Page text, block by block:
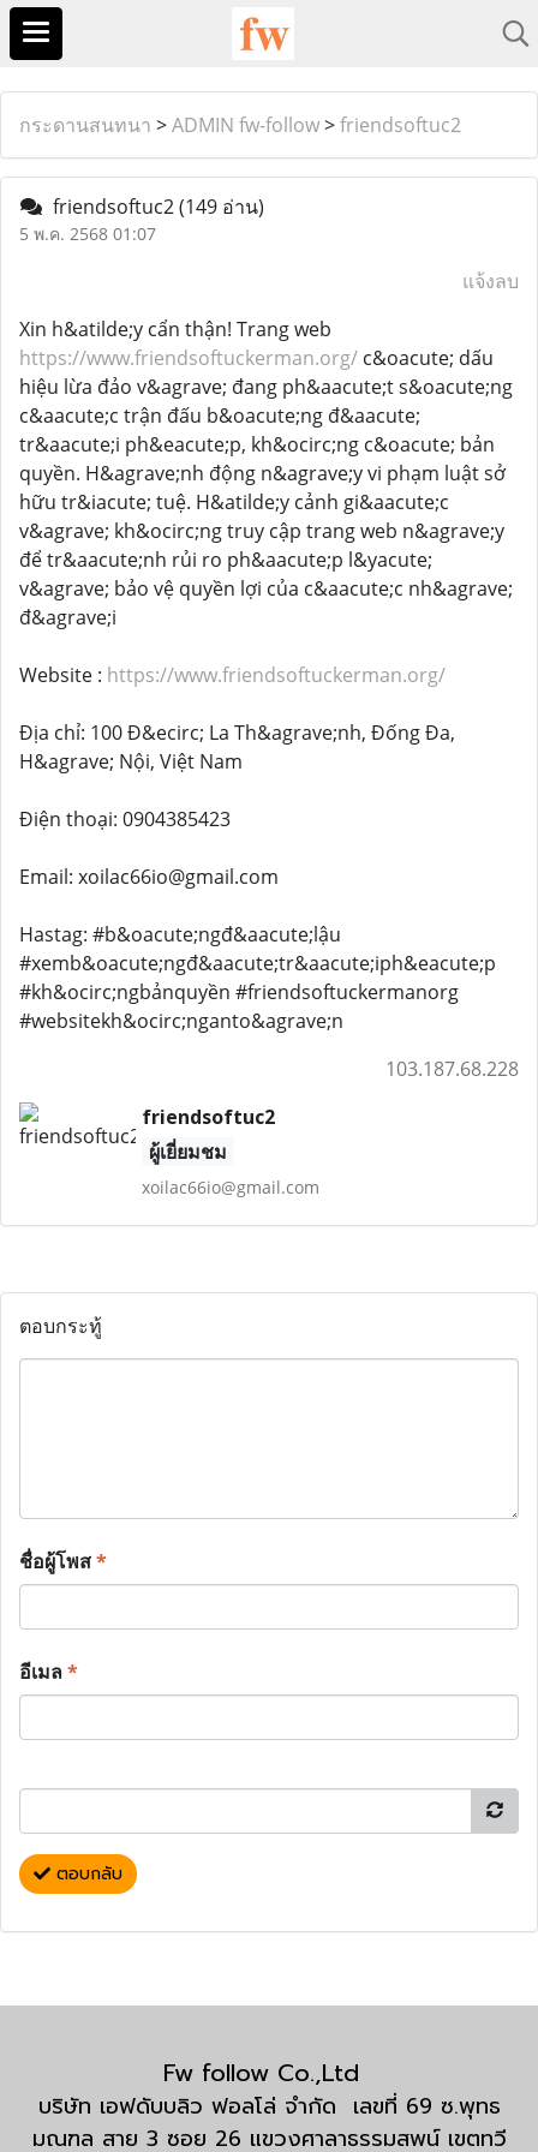
กระดานสนทนา >ADMIN fw-follow>friendsoftuc2
friendsoftuc2(149 อ่าน)
5 พ.ค. 2568 01:07
แจ้งลบ
Xin h&atilde;y cẩn thận! Trang web
https://www.friendsoftuckerman.org/ c&oacute; dấu
hiệu lừa đảo v&agrave; đang ph&aacute;t s&oacute;ng
c&aacute;c trận đấu b&oacute;ng đ&aacute;
tr&aacute;i ph&eacute;p, kh&ocirc;ng c&oacute; bản
quyền. H&agrave;nh động n&agrave;y vi phạm luật sở
hữu tr&iacute; tuệ. H&atilde;y cảnh gi&aacute;c
v&agrave; kh&ocirc;ng truy cập trang web n&agrave;y
để tr&aacute;nh rủi ro ph&aacute;p l&yacute;
v&agrave; bảo vệ quyền lợi của c&aacute;c nh&agrave;
đ&agrave;i
Website : https://www.friendsoftuckerman.org/
Địa chỉ: 100 Đ&ecirc; La Th&agrave;nh, Đống Đa,
H&agrave; Nội, Việt Nam
Điện thoại: 0904385423
Email: xoilac66io@gmail.com
Hastag: #b&oacute;ngđ&aacute;lậu
#xemb&oacute;ngđ&aacute;tr&aacute;iph&eacute;p
#kh&ocirc;ngbảnquyền #friendsoftuckermanorg
#websitekh&ocirc;nganto&agrave;n
103.187.68.228
friendsoftuc2
ผู้เยี่ยมชม
xoilac66io@gmail.com
ตอบกระทู้
ชื่อผู้โพส*
อีเมล*
ตอบกลับ
Fw follow Co.,Ltd
บริษัท เอฟดับบลิว ฟอลโล่ จำกัด เลขที่ 69 ซ.พุทธ
มณฑล สาย 3 ซอย 26 แขวงศาลาธรรมสพน์ เขตทวี